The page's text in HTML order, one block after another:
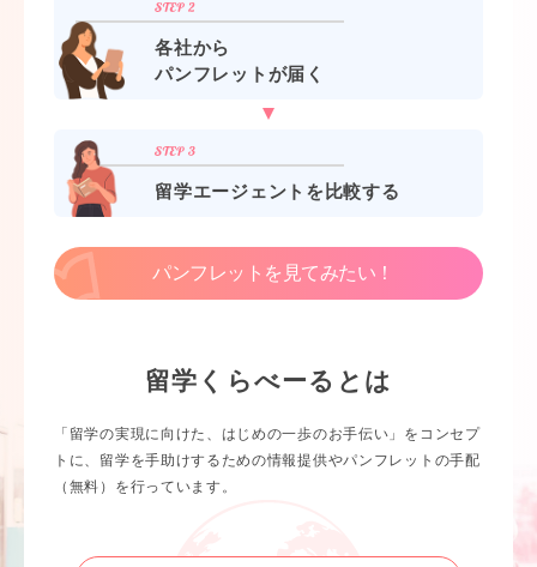
各社から
パンフレットが届く
留学エージェントを比較する
パンフレットを見てみたい！
留学くらべーるとは
「留学の実現に向けた、はじめの一歩のお手伝い」をコンセプ
トに、留学を手助けするための情報提供やパンフレットの手配
（無料）を行っています。